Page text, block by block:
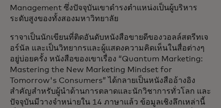
Management ซึ่งปัจจุบันเขาดำรงตำแหน่งเป็นผู้บริหาร
ระดับสูงของทั้งสองมหาวิทยาลัย
ราจาเป็นนักเขียนที่ติดอันดับหนังสือขายดีของวอลล์สตรีทเจ
อร์นัล และเป็นวิทยากรและผู้แสดงความคิดเห็นในสื่อต่างๆ
อยู่บ่อยครั้ง หนังสือของเขาเรื่อง “Quantum Marketing:
Mastering the New Marketing Mindset for
Tomorrow's Consumers” ได้กลายเป็นหนังสืออ้างอิง
สำคัญสำหรับผู้นำด้านการตลาดและนักวิชาการทั่วโลก และ
ปัจจุบันมีวางจำหน่ายใน 14 ภาษาแล้ว ข้อมูลเชิงลึกเหล่านี้